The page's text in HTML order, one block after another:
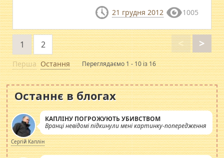
21 грудня 2012 1005
Перша
<
1 2 >
Остання Переглядаємо 1 - 10 із 16
Останнє в блогах
КАПЛІНУ ПОГРОЖУЮТЬ УБИВСТВОМ
Вранці невідомі підкинули мені картинку-попередження
Сергій Каплін